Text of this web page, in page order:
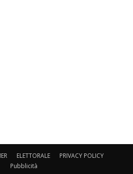
ELETTORALE
PRIVACY POLICY
Pubblicità